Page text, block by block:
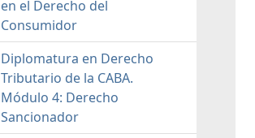
en el Derecho del
Consumidor
Diplomatura en Derecho
Tributario de la CABA.
Módulo 4: Derecho
Sancionador